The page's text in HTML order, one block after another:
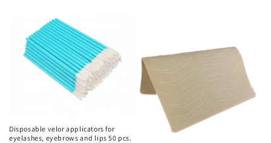
Disposable velor applicators for
eyelashes, eyebrows and lips 50 pcs.